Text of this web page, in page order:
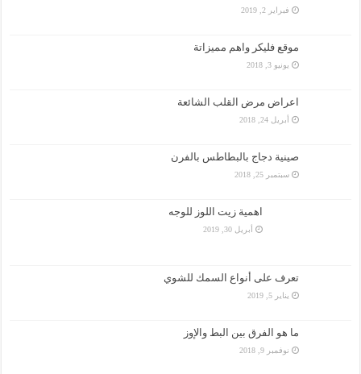
فبراير 2, 2019
موقع فليكر واهم مميزاتة
يونيو 3, 2018
اعراض مرض القلب الشائعة
أبريل 24, 2018
صينية دجاج بالبطاطس بالفرن
سبتمبر 25, 2018
اهمية زيت اللوز للوجه
أبريل 30, 2019
تعرف على أنواع السمك للشوي
يناير 5, 2019
ما هو الفرق بين البط والإوز
نوفمبر 9, 2018